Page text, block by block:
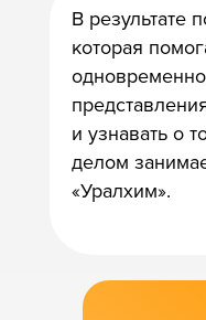
В результате
которая
и узнавать о
делом
«Уралхим».